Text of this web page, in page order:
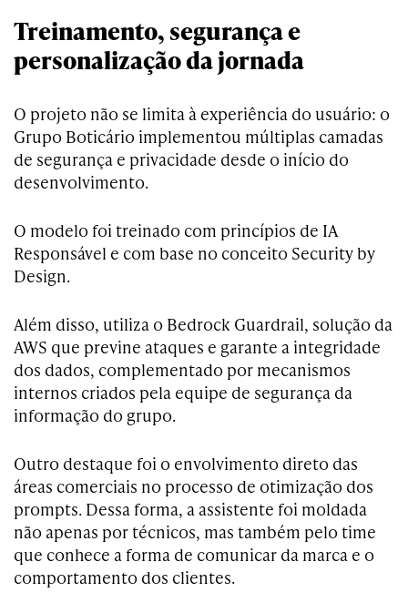
Treinamento, segurança e
personalização da jornada
O projeto não se limita à experiência do usuário: o
Grupo Boticário implementou múltiplas camadas
de segurança e privacidade desde o início do
desenvolvimento.
O modelo foi treinado com princípios de IA
Responsável e com base no conceito Security by
Design.
Além disso, utiliza o Bedrock Guardrail, solução da
AWS que previne ataques e garante a integridade
dos dados, complementado por mecanismos
internos criados pela equipe de segurança da
informação do grupo.
Outro destaque foi o envolvimento direto das
áreas comerciais no processo de otimização dos
prompts. Dessa forma, a assistente foi moldada
não apenas por técnicos, mas também pelo time
que conhece a forma de comunicar da marca e o
comportamento dos clientes.